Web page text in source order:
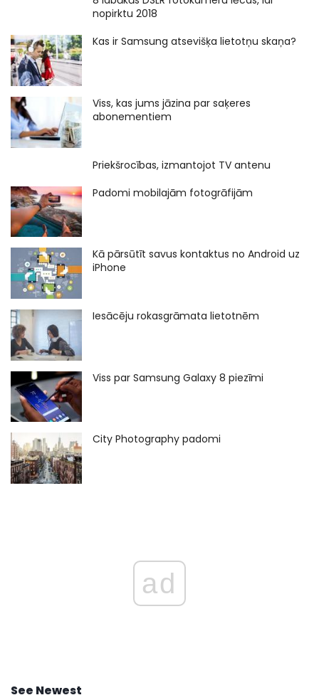
nopirktu 2018
Kas ir Samsung atsevišķa lietotņu skaņa?
Viss, kas jums jāzina par saķeres
abonementiem
Priekšrocības, izmantojot TV antenu
Padomi mobilajām fotogrāfijām
Kā pārsūtīt savus kontaktus no Android uz
iPhone
Iesācēju rokasgrāmata lietotnēm
Viss par Samsung Galaxy 8 piezīmi
City Photography padomi
ad
See Newest